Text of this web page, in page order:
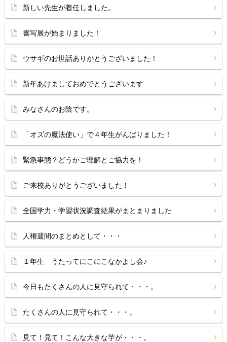
新しい先生が着任しました。
書写展が始まりました！
ウサギのお世話ありがとうございました！
新年あけましておめでとうございます
みなさんのお陰です。
「オズの魔法使い」で４年生がんばりました！
緊急事態？どうかご理解とご協力を！
ご来校ありがとうございました！
全国学力・学習状況調査結果がまとまりました
人権週間のまとめとして・・・
１年生 うたってにこにこなかよし会♪
今日もたくさんの人に見守られて・・・。
たくさんの人に見守られて・・・。
見て！見て！こんな大きな芋が・・・。